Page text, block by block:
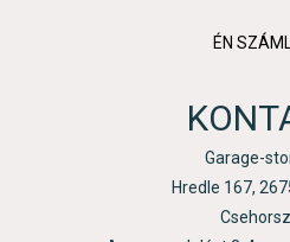
ÉN
Garage-
Hredle 167,